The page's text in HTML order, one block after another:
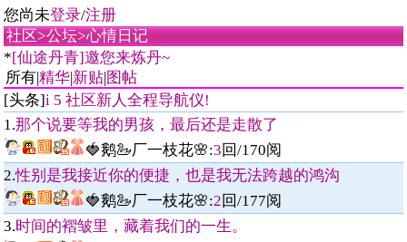
您尚未登录/注册
社区>公坛>心情日记
*[仙途丹青]邀您来炼丹~
所有|精华|新贴|图帖
[头条]i 5 社区新人全程导航仪!
1.那个说要等我的男孩，最后还是走散了
🍓鹅🦢厂一枝花🌸:3回/170阅
2.性别是我接近你的便捷，也是我无法跨越的鸿沟
🍓鹅🦢厂一枝花🌸:2回/177阅
3.时间的褶皱里，藏着我们的一生。